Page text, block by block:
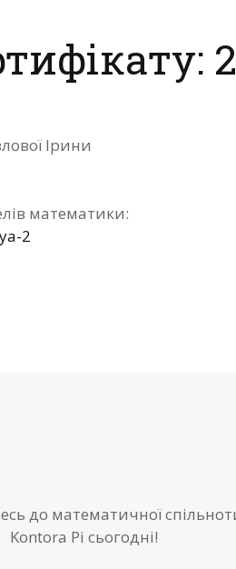
Ірини
математики:
2
до математичної
Kontora Pi сьогодні!